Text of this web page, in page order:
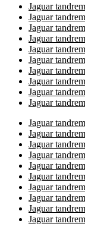
Jaguar
Jaguar
Jaguar
Jaguar
Jaguar
Jaguar
Jaguar
Jaguar
Jaguar
Jaguar
Jaguar
Jaguar
Jaguar
Jaguar
Jaguar
Jaguar
Jaguar
Jaguar
Jaguar
Jaguar